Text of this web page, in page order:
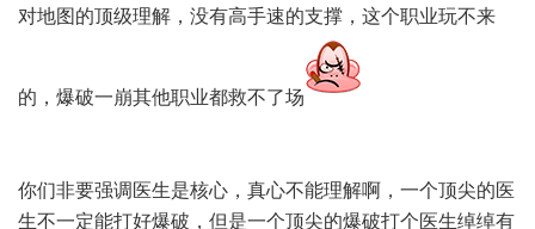
对地图的顶级理解，没有高手速的支撑，这个职业玩不来
的，爆破一崩其他职业都救不了场
你们非要强调医生是核心，真心不能理解啊，一个顶尖的医
生不一定能打好爆破，但是一个顶尖的爆破打个医生绰绰有